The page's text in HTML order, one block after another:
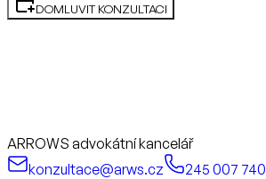
DOMLUVIT KONZULTACI
ARROWS advokátní kancelář
konzultace@arws.cz
245 007 740